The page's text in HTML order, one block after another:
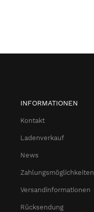
INFORMATIONEN
Kontakt
Ladenverkauf
News
Zahlungsmöglichkeiten
Versandinformationen
Rücksendung